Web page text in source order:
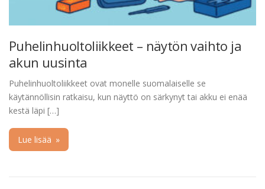
Puhelinhuoltoliikkeet – näytön vaihto ja
akun uusinta
Puhelinhuoltoliikkeet ovat monelle suomalaiselle se
käytännöllisin ratkaisu, kun näyttö on särkynyt tai akku ei enää
kestä läpi […]
Lue lisää »